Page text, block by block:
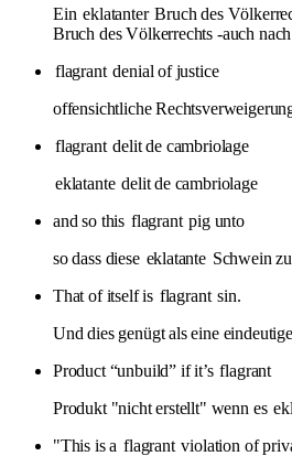
Ein eklatanter Bruch des
Bruch des Völkerrechts -auch
flagrant denial of justice
offensichtliche
flagrant delit de cambriolage
eklatante delit de cambriolage
and so this flagrant pig unto
so dass diese eklatante Schwein zu
That of itself is flagrant sin.
Und dies genügt als eine
Product “unbuild” if it’s flagrant
Produkt "nicht erstellt" wenn es
"This is a flagrant violation of